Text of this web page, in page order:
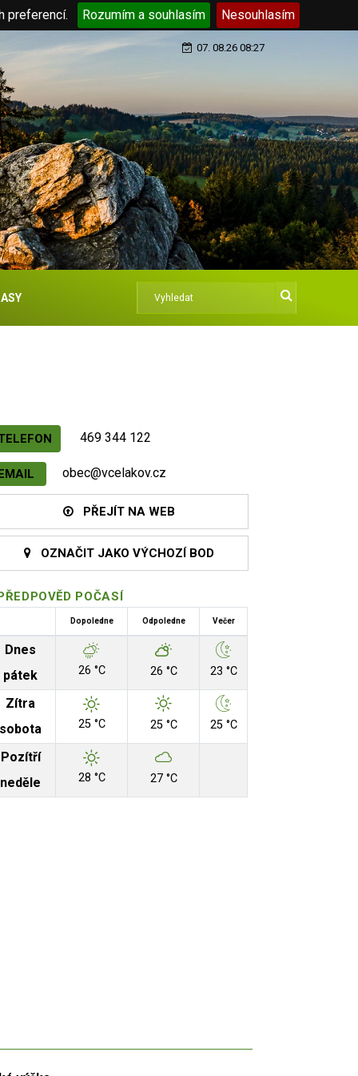
preferencí. Rozumím a souhlasím Nesouhlasím
07. 08.26 08:27
469 344 122
obec@vcelakov.cz
PŘEJÍT NA WEB
OZNAČIT JAKO VÝCHOZÍ BOD
POČASÍ
Dopoledne Odpoledne Večer
Dnes
pátek
26 °C 26 °C 23 °C
Zítra
sobota
25 °C 25 °C 25 °C
Pozítří
neděle
28 °C 27 °C